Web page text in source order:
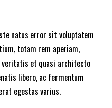
natus error sit voluptatem
totam rem aperiam,
veritatis et quasi architecto
libero, ac fermentum
egestas varius.